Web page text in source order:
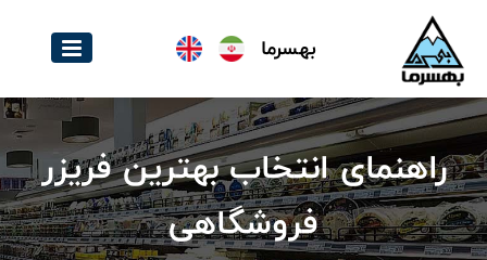
بهسرما
راهنمای انتخاب بهترین فریزر
فروشگاهی